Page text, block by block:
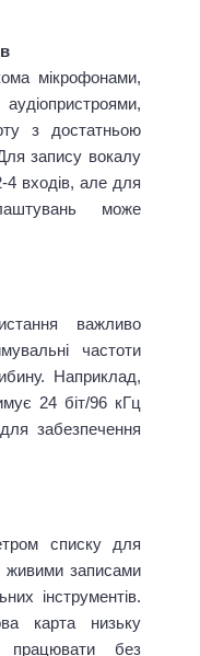
мікрофонами,
з достатньою
запису вокалу
4 входів, але для
може
важливо
частоти
Наприклад,
24 біт/96 кГц
забезпечення
списку для
живими записами
інструментів.
карта низьку
без